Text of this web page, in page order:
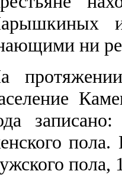
ни
пола.
пола,